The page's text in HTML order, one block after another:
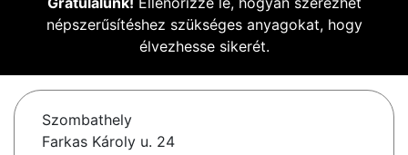
népszerűsítéshez szükséges anyagokat, hogy
élvezhesse sikerét.
Szombathely
Farkas Károly u. 24